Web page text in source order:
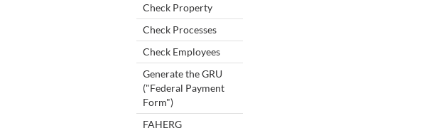
Check Property
Check Processes
Check Employees
Generate the GRU
("Federal Payment
Form")
FAHERG